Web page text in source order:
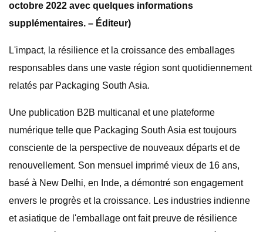
octobre 2022 avec quelques informations
supplémentaires. – Éditeur)
L'impact, la résilience et la croissance des emballages
responsables dans une vaste région sont quotidiennement
relatés par Packaging South Asia.
Une publication B2B multicanal et une plateforme
numérique telle que Packaging South Asia est toujours
consciente de la perspective de nouveaux départs et de
renouvellement. Son mensuel imprimé vieux de 16 ans,
basé à New Delhi, en Inde, a démontré son engagement
envers le progrès et la croissance. Les industries indienne
et asiatique de l'emballage ont fait preuve de résilience